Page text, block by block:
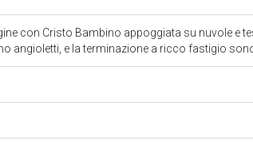
con Cristo Bambino appoggiata su nuvole e
angioletti, e la terminazione a ricco fastigio